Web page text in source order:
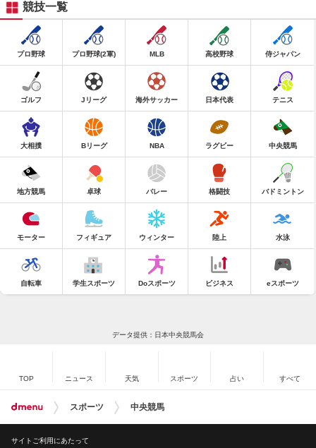
競技一覧
プロ野球 プロ野球(2軍) MLB 高校野球 侍ジャパン
ゴルフ Jリーグ 海外サッカー 日本代表 テニス
大相撲 Bリーグ NBA ラグビー 中央競馬
地方競馬 卓球 バレー 格闘技 バドミントン
モーター フィギュア ウィンター 陸上 水泳
自転車 学生スポーツ Doスポーツ ビジネス eスポーツ
データ提供：日本中央競馬会
TOP ニュース 天気 スポーツ 占い すべて
スポーツ 中央競馬
サイトご利用にあたって